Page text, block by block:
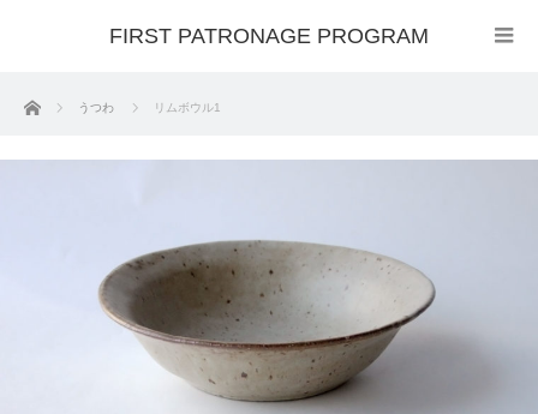
FIRST PATRONAGE PROGRAM
ホーム うつわ リムボウル1